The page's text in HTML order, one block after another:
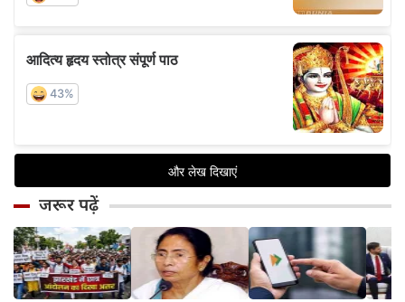
जरूर पढ़ें